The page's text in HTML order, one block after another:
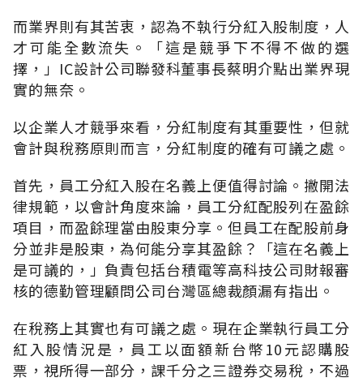
而業界則有其苦衷，認為不執行分紅入股制度，人
才可能全數流失。「這是競爭下不得不做的選
擇，」IC設計公司聯發科董事長蔡明介點出業界現
實的無奈。
以企業人才競爭來看，分紅制度有其重要性，但就
會計與稅務原則而言，分紅制度的確有可議之處。
首先，員工分紅入股在名義上便值得討論。撇開法
律規範，以會計角度來論，員工分紅配股列在盈餘
項目，而盈餘理當由股東分享。但員工在配股前身
分並非是股東，為何能分享其盈餘？「這在名義上
是可議的，」負責包括台積電等高科技公司財報審
核的德勤管理顧問公司台灣區總裁顏漏有指出。
在稅務上其實也有可議之處。現在企業執行員工分
紅入股情況是，員工以面額新台幣10元認購股
票，視所得一部分，課千分之三證券交易稅，不過